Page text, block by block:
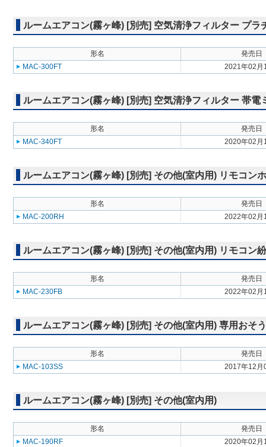
ルームエアコン(霧ヶ峰) [別売] 空気清浄フィルター プラ
形名
発売日
MAC-300FT
2021年02月
ルームエアコン(霧ヶ峰) [別売] 空気清浄フィルター 帯電
形名
発売日
MAC-340FT
2020年02月
ルームエアコン(霧ヶ峰) [別売] その他(室内用) リモコン
形名
発売日
MAC-200RH
2022年02月
ルームエアコン(霧ヶ峰) [別売] その他(室内用) リモコン
形名
発売日
MAC-230FB
2022年02月
ルームエアコン(霧ヶ峰) [別売] その他(室内用) 専用おそ
形名
発売日
MAC-103SS
2017年12月
ルームエアコン(霧ヶ峰) [別売] その他(室内用)
形名
発売日
MAC-190RF
2020年02月